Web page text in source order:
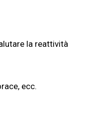
la reattività
ecc.